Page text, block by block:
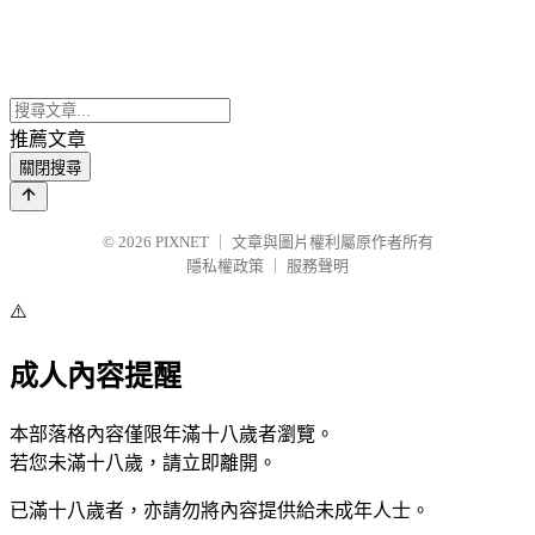
推薦文章
關閉搜尋
© 2026 PIXNET
文章與圖片權利屬原作者所有
隱私權政策
服務聲明
⚠️
成人內容提醒
本部落格內容僅限年滿十八歲者瀏覽。
若您未滿十八歲，請立即離開。
已滿十八歲者，亦請勿將內容提供給未成年人士。